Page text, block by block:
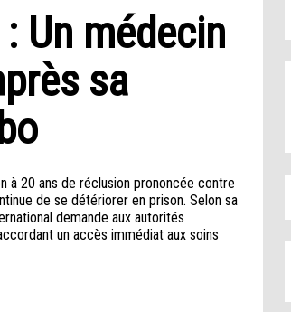
Un médecin
sa
à 20 ans de réclusion prononcée contre
de se détériorer en prison. Selon sa
demande aux autorités
un accès immédiat aux soins